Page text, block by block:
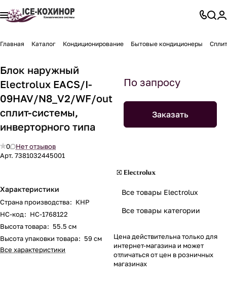
Главная Каталог Кондиционирование Бытовые кондиционеры
Блок наружный
Electrolux EACS/I-
09HAV/N8_V2/WF/out
сплит-системы,
инверторного типа
0
Нет отзывов
Арт. 7381032445001
Характеристики
Страна производства: КНР
НС-код: НС-1768122
Высота товара: 55.5 см
Высота упаковки товара: 59 см
Все характеристики
По запросу
Заказать
Все товары Electrolux
Все товары категории
Цена действительна только для
интернет-магазина и может
отличаться от цен в розничных
магазинах